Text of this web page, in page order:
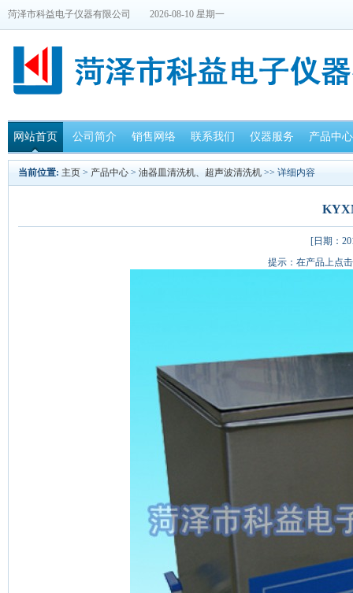
菏泽市科益电子仪器有限公司 2026-08-10 星期一
网站首页 公司简介 销售网络 联系我们 仪器服务 产品中心
当前位置: 主页 > 产品中心 > 油器皿清洗机、超声波清洗机 >> 详细内容
[日期：
提示：在产品上点